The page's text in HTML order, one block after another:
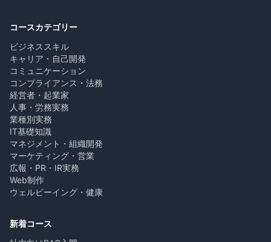
コースカテゴリー
ビジネススキル
キャリア・自己開発
コミュニケーション
コンプライアンス・法務
経営者・起業家
人事・労務実務
業種別実務
IT基礎知識
マネジメント・組織開発
マーケティング・営業
広報・PR・IR実務
Web制作
ウェルビーイング・健康
新着コース